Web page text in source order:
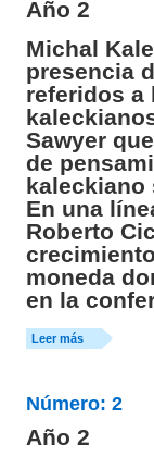
Año 2
Michal
presencia
referidos a
Sawyer
de
kaleckiano
En una
Roberto
moneda
en la
Leer más
Número: 2
Año 2